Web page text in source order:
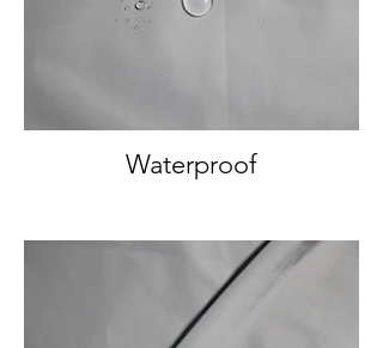
Waterproof